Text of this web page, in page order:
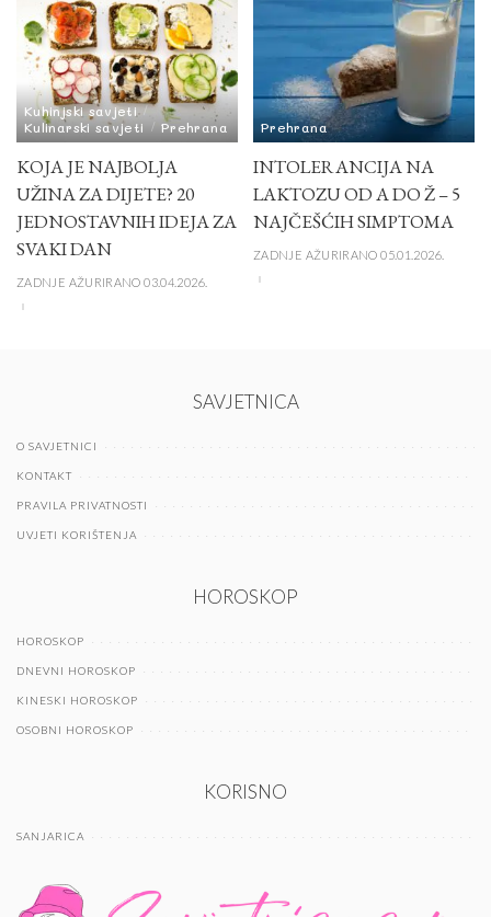
Kuhinjski savjeti
Kulinarski savjeti
Prehrana
KOJA JE NAJBOLJA
UŽINA ZA DIJETE? 20
JEDNOSTAVNIH IDEJA ZA
SVAKI DAN
ZADNJE AŽURIRANO 03.04.2026.
Prehrana
INTOLERANCIJA NA
LAKTOZU OD A DO Ž – 5
NAJČEŠĆIH SIMPTOMA
ZADNJE AŽURIRANO 05.01.2026.
SAVJETNICA
O SAVJETNICI
KONTAKT
PRAVILA PRIVATNOSTI
UVJETI KORIŠTENJA
HOROSKOP
HOROSKOP
DNEVNI HOROSKOP
KINESKI HOROSKOP
OSOBNI HOROSKOP
KORISNO
SANJARICA